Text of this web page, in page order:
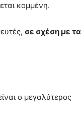
κομμένη.
σε σχέση με τα
ο μεγαλύτερος